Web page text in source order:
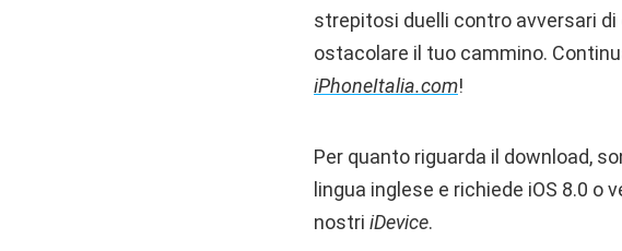
strepitosi duelli contro avversari
ostacolare il tuo cammino.
iPhoneItalia.com!
Per quanto riguarda il download,
lingua inglese e richiede iOS 8.0
nostri iDevice.